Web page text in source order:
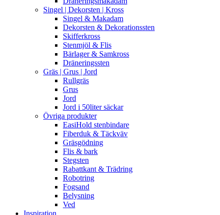
Singel | Dekorsten | Kross
Singel & Makadam
Dekorsten & Dekorationssten
Skifferkross
Stenmjöl & Flis
Bärlager & Samkross
Dräneringssten
Gräs | Grus | Jord
Rullgräs
Grus
Jord
Jord i 50liter säckar
Övriga produkter
EasiHold stenbindare
Fiberduk & Täckväv
Gräsgödning
Flis & bark
Stegsten
Rabattkant & Trädring
Robotring
Fogsand
Belysning
Ved